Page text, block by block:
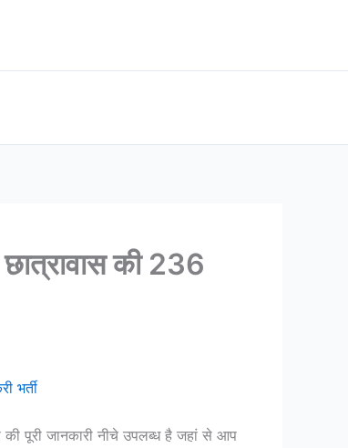
की 236
भर्ती
की पूरी जानकारी नीचे उपलब्ध है जहां से आप